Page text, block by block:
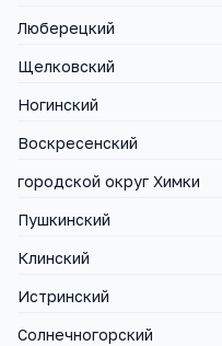
Люберецкий
Щелковский
Ногинский
Воскресенский
городской округ Химки
Пушкинский
Клинский
Истринский
Солнечногорский